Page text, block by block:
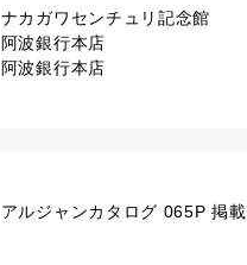
ナカガワセンチュリ記念館
阿波銀行本店
阿波銀行本店
アルジャンカタログ 065P 掲載